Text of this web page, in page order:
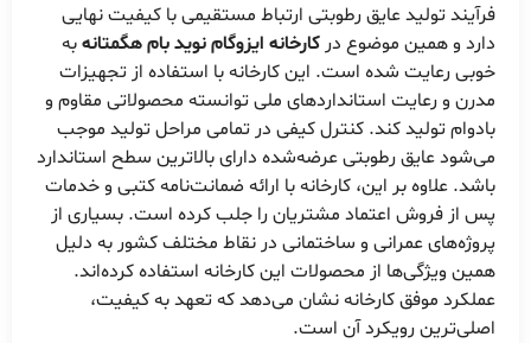
فرآیند تولید عایق رطوبتی ارتباط مستقیمی با کیفیت نهایی
دارد و همین موضوع در کارخانه ایزوگام نوید بام هگمتانهبه
خوبی رعایت شده است. این کارخانه با استفاده از تجهیزات
مدرن و رعایت استانداردهای ملی توانسته محصولاتی مقاوم و
بادوام تولید کند. کنترل کیفی در تمامی مراحل تولید موجب
می‌شود عایق رطوبتی عرضه‌شده دارای بالاترین سطح استاندارد
باشد. علاوه بر این، کارخانه با ارائه ضمانت‌نامه کتبی و خدمات
پس از فروش اعتماد مشتریان را جلب کرده است. بسیاری از
پروژه‌های عمرانی و ساختمانی در نقاط مختلف کشور به دلیل
همین ویژگی‌ها از محصولات این کارخانه استفاده کرده‌اند.
عملکرد موفق کارخانه نشان می‌دهد که تعهد به کیفیت،
اصلی‌ترین رویکرد آن است.